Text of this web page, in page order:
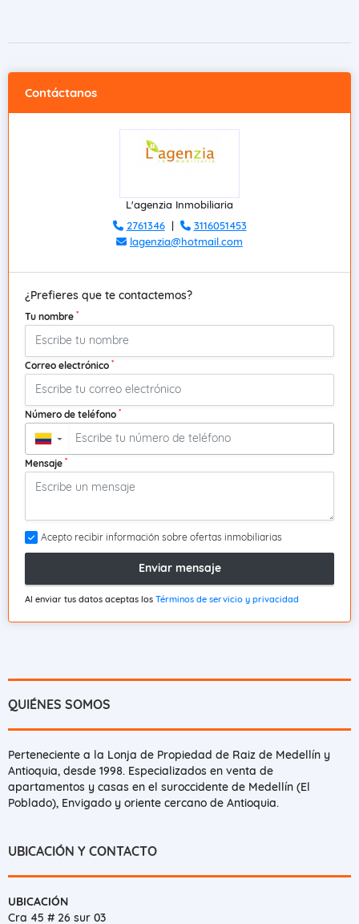
Contáctanos
L'agenzia Inmobiliaria
2761346|
3116051453
lagenzia@hotmail.com
¿Prefieres que te contactemos?
Tu nombre *
Correo electrónico *
Número de teléfono *
▼
Mensaje *
Acepto recibir información sobre ofertas inmobiliarias
Enviar mensaje
Al enviar tus datos aceptas los Términos de servicio y privacidad
QUIÉNES SOMOS
Perteneciente a la Lonja de Propiedad de Raiz de Medellín y
Antioquia, desde 1998. Especializados en venta de
apartamentos y casas en el suroccidente de Medellín (El
Poblado), Envigado y oriente cercano de Antioquia.
UBICACIÓN Y CONTACTO
UBICACIÓN
Cra 45 # 26 sur 03